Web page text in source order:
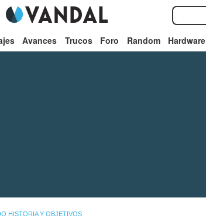
Avances Trucos Foro Random Hardware
HISTORIA Y OBJETIVOS